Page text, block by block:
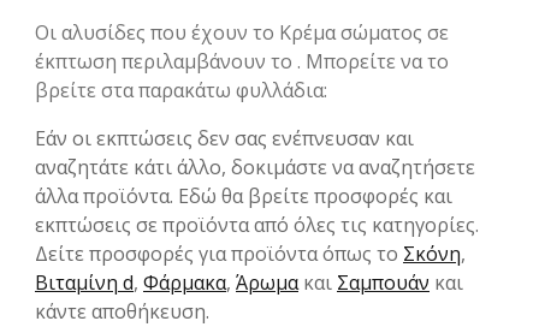
Οι αλυσίδες που έχουν το Κρέμα σώματος σε
έκπτωση περιλαμβάνουν το . Μπορείτε να το
βρείτε στα παρακάτω φυλλάδια:
Εάν οι εκπτώσεις δεν σας ενέπνευσαν και
αναζητάτε κάτι άλλο, δοκιμάστε να αναζητήσετε
άλλα προϊόντα. Εδώ θα βρείτε προσφορές και
εκπτώσεις σε προϊόντα από όλες τις κατηγορίες.
Δείτε προσφορές για προϊόντα όπως το Σκόνη,
Βιταμίνη d, Φάρμακα, Άρωμακαι Σαμπουάν και
κάντε αποθήκευση.